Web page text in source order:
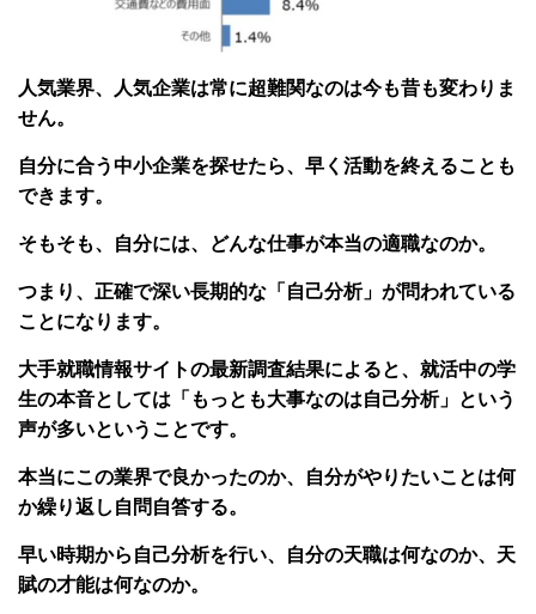
人気業界、人気企業は常に超難関なのは今も昔も変わりま
せん。
自分に合う中小企業を探せたら、早く活動を終えることも
できます。
そもそも、自分には、どんな仕事が本当の適職なのか。
つまり、正確で深い長期的な「自己分析」が問われている
ことになります。
大手就職情報サイトの最新調査結果によると、就活中の学
生の本音としては「もっとも大事なのは自己分析」という
声が多いということです。
本当にこの業界で良かったのか、自分がやりたいことは何
か繰り返し自問自答する。
早い時期から自己分析を行い、自分の天職は何なのか、天
賦の才能は何なのか。